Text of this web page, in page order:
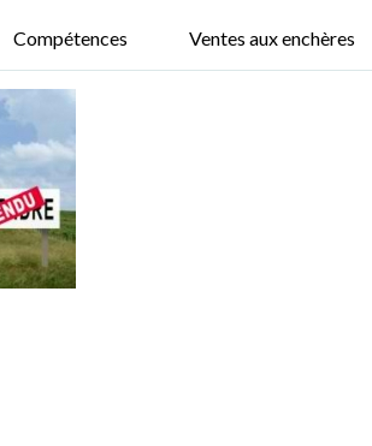
Compétences Ventes aux enchères